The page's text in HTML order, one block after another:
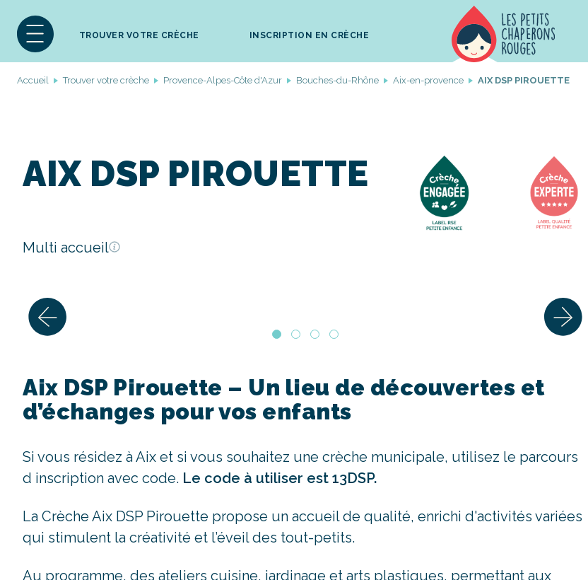
TROUVER VOTRE CRÈCHE INSCRIPTION EN CRÈCHE
Accueil Trouver votre crèche Provence-Alpes-Côte d'Azur Bouches-du-Rhône Aix-en-provence AIX DSP PIROUETTE
AIX DSP PIROUETTE
Multi accueil
Aix DSP Pirouette – Un lieu de découvertes et
d’échanges pour vos enfants
Si vous résidez à Aix et si vous souhaitez une crèche municipale, utilisez le parcours
d inscription avec code. Le code à utiliser est 13DSP.
La Crèche Aix DSP Pirouette propose un accueil de qualité, enrichi d'activités variées
qui stimulent la créativité et l’éveil des tout-petits.
Au programme, des ateliers cuisine, jardinage et arts plastiques, permettant aux